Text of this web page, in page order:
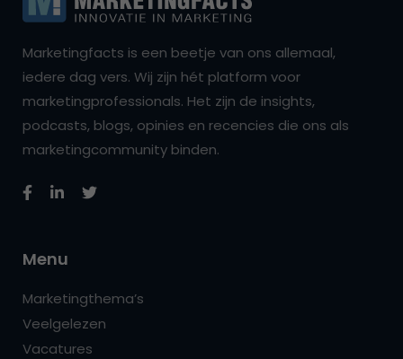
Marketingfacts is een beetje van ons allemaal,
iedere dag vers. Wij zijn hét platform voor
marketingprofessionals. Het zijn de insights,
podcasts, blogs, opinies en recencies die ons als
marketingcommunity binden.
Menu
Marketingthema’s
Veelgelezen
Vacatures